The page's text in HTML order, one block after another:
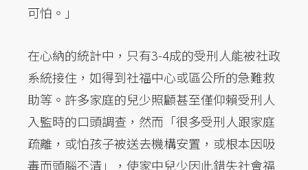
可怕。」
在心納的統計中，只有3-4成的受刑人能被社政
系統接住，如得到社福中心或區公所的急難救
助等。許多家庭的兒少照顧甚至僅仰賴受刑人
入監時的口頭調查，然而「很多受刑人跟家庭
疏離，或怕孩子被送去機構安置，或根本因吸
毒而頭腦不清」，使家中兒少因此錯失社會福